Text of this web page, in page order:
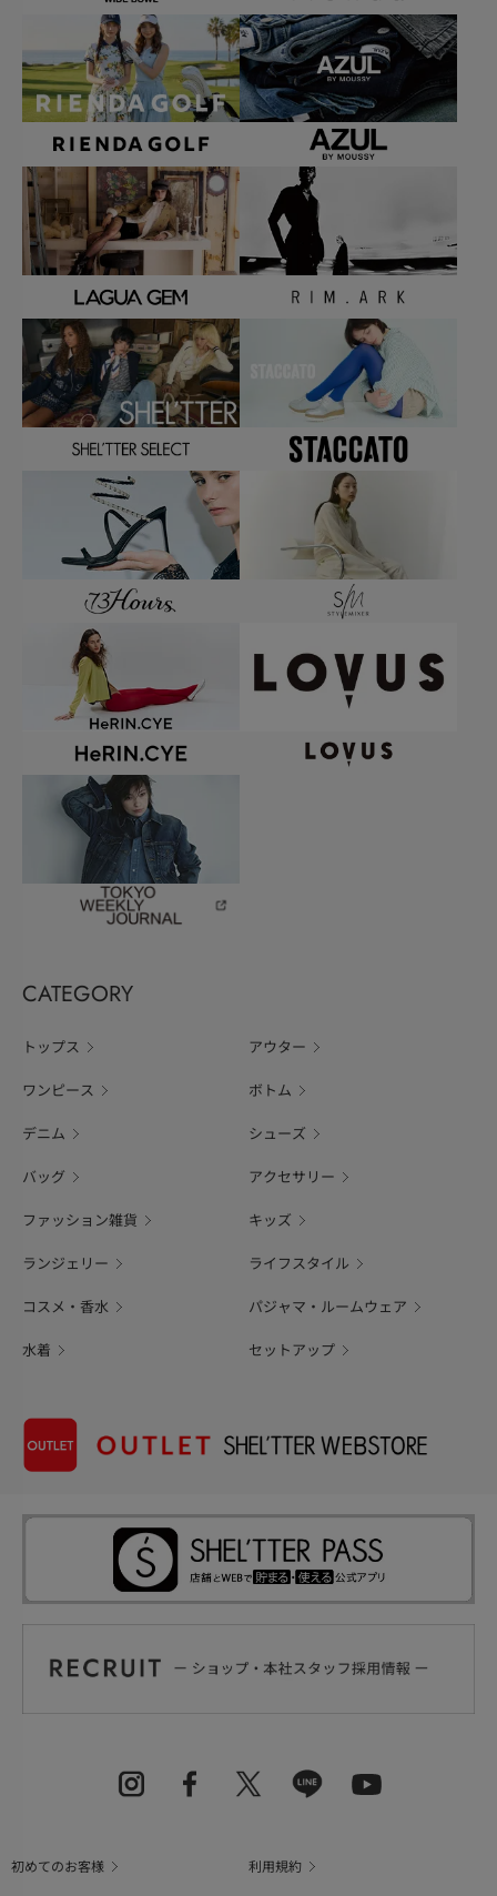
CATEGORY
トップス アウター
ワンピース ボトム
デニム シューズ
バッグ アクセサリー
ファッション雑貨 キッズ
ランジェリー ライフスタイル
コスメ・香水 パジャマ・ルームウェア
水着 セットアップ
初めてのお客様 利用規約